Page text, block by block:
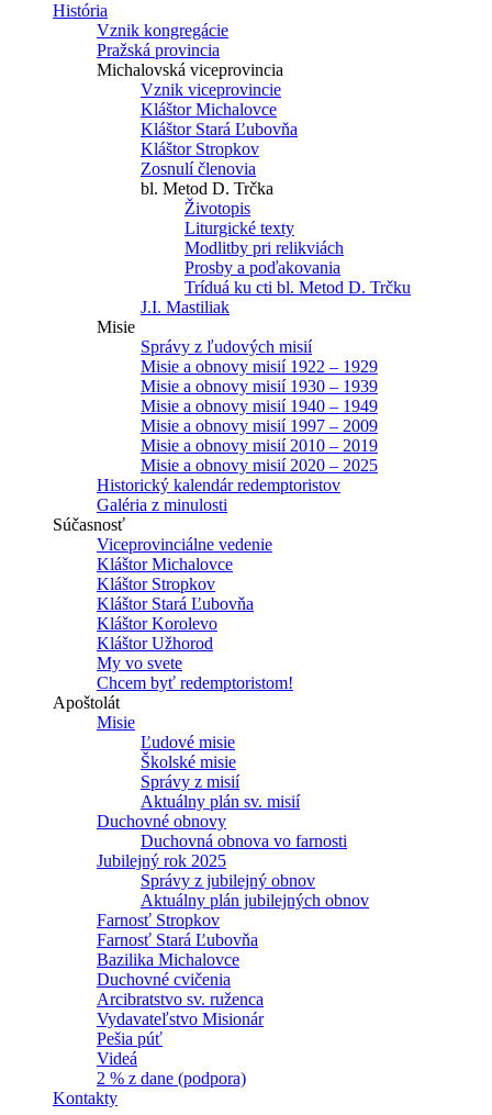
História
Vznik kongregácie
Pražská provincia
Michalovská viceprovincia
Vznik viceprovincie
Kláštor Michalovce
Kláštor Stará Ľubovňa
Kláštor Stropkov
Zosnulí členovia
bl. Metod D. Trčka
Životopis
Liturgické texty
Modlitby pri relikviách
Prosby a poďakovania
Tríduá ku cti bl. Metod D. Trčku
J.I. Mastiliak
Misie
Správy z ľudových misií
Misie a obnovy misií 1922 – 1929
Misie a obnovy misií 1930 – 1939
Misie a obnovy misií 1940 – 1949
Misie a obnovy misií 1997 – 2009
Misie a obnovy misií 2010 – 2019
Misie a obnovy misií 2020 – 2025
Historický kalendár redemptoristov
Galéria z minulosti
Súčasnosť
Viceprovinciálne vedenie
Kláštor Michalovce
Kláštor Stropkov
Kláštor Stará Ľubovňa
Kláštor Korolevo
Kláštor Užhorod
My vo svete
Chcem byť redemptoristom!
Apoštolát
Misie
Ľudové misie
Školské misie
Správy z misií
Aktuálny plán sv. misií
Duchovné obnovy
Duchovná obnova vo farnosti
Jubilejný rok 2025
Správy z jubilejný obnov
Aktuálny plán jubilejných obnov
Farnosť Stropkov
Farnosť Stará Ľubovňa
Bazilika Michalovce
Duchovné cvičenia
Arcibratstvo sv. ruženca
Vydavateľstvo Misionár
Pešia púť
Videá
2 % z dane (podpora)
Kontakty